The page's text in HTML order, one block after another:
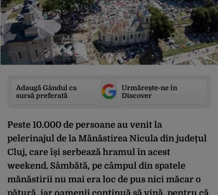
Adaugă Gândul ca
sursă preferată
Urmărește-ne în
Discover
Peste 10.000 de persoane au venit la
pelerinajul de la Mănăstirea Nicula din județul
Cluj, care își serbează hramul în acest
weekend. Sâmbătă, pe câmpul din spatele
mănăstirii nu mai era loc de pus nici măcar o
pătură, iar oamenii continuă să vină, pentru că